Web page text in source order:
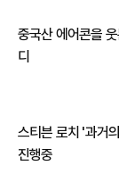
중국산 에어콘을
디
스티븐 로치 '과거
진행중